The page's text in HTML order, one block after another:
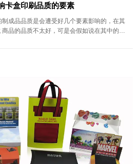
卡盒印刷品质的要素
成品品质是会遭受好几个要素影响的，在其
品的品质不太好，可是会假如说在其中的每
更强的包装印刷实际效果。